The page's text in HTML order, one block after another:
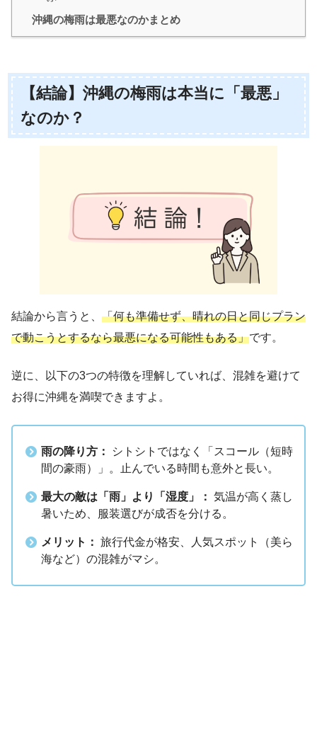
沖縄の梅雨は最悪なのかまとめ
【結論】沖縄の梅雨は本当に「最悪」
なのか？
結論から言うと、 「何も準備せず、晴れの日と同じプラン
で動こうとするなら最悪になる可能性もある」です。
逆に、以下の3つの特徴を理解していれば、混雑を避けて
お得に沖縄を満喫できますよ。
雨の降り方：
シトシトではなく「スコール（短時
間の豪雨）」。止んでいる時間も意外と長い。
最大の敵は「雨」より「湿度」： 気温が高く蒸し
暑いため、服装選びが成否を分ける。
メリット： 旅行代金が格安、人気スポット（美ら
海など）の混雑がマシ。